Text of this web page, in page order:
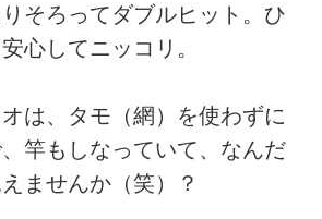
そろってダブルヒット。ひ
心してニッコリ。
は、タモ（網）を使わずに
竿もしなっていて、なんだ
ませんか（笑）？